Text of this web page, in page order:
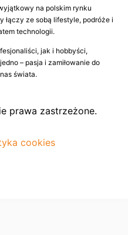
na polskim rynku
łączy ze sobą lifestyle, podróże i
technologii.
jak i hobbyści,
– pasja i zamiłowanie do
świata.
prawa zastrzeżone.
cookies